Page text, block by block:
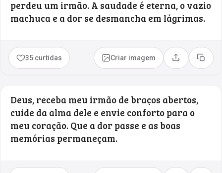
perdeu um irmão. A saudade é eterna, o vazio
machuca e a dor se desmancha em lágrimas.
35 curtidas Criar imagem Compartilhar
Copiar
Deus, receba meu irmão de braços abertos,
cuide da alma dele e envie conforto para o
meu coração. Que a dor passe e as boas
memórias permaneçam.